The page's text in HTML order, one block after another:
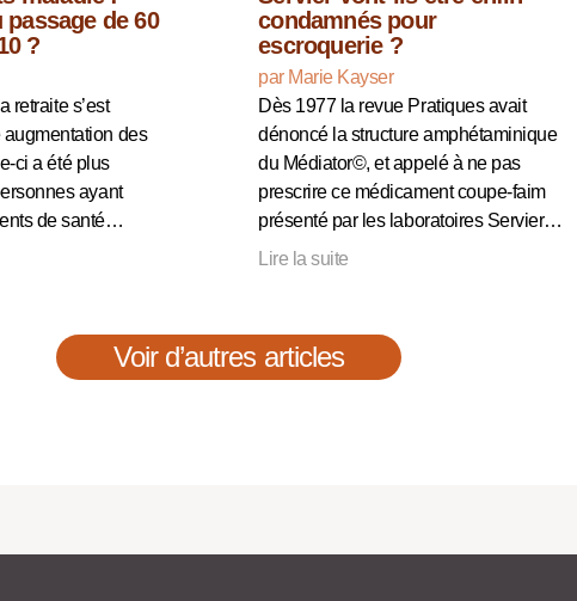
de 60
?
retraite s’est
augmentation des
ci a été plus
ayant
de santé…
condamnés pour
escroquerie ?
par Marie Kayser
Dès 1977 la revue Pratiques avait
dénoncé la structure amphétaminique
du Médiator©, et appelé à ne pas
prescrire ce médicament coupe-faim
présenté par les laboratoires Servier…
Lire la suite
Voir d’autres articles